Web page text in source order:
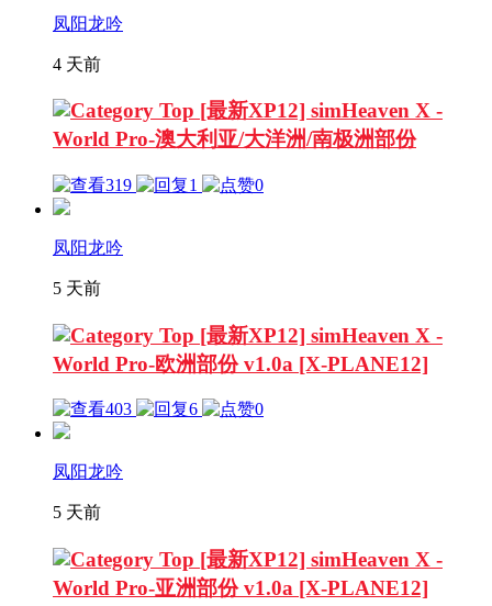
凤阳龙吟
4 天前
[最新XP12] simHeaven X -
World Pro-澳大利亚/大洋洲/南极洲部份
319 1 0
凤阳龙吟
5 天前
[最新XP12] simHeaven X -
World Pro-欧洲部份 v1.0a [X-PLANE12]
403 6 0
凤阳龙吟
5 天前
[最新XP12] simHeaven X -
World Pro-亚洲部份 v1.0a [X-PLANE12]